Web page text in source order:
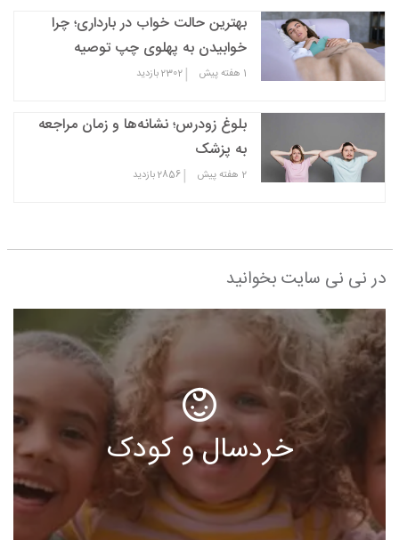
بهترین حالت خواب در بارداری؛ چرا
خوابیدن به پهلوی چپ توصیه
می‌شود؟1 هفته پیش |
2302بازدید
بلوغ زودرس؛ نشانه‌ها و زمان مراجعه
به پزشک
2 هفته پیش |
2856بازدید
در نی نی سایت بخوانید
خردسال و کودک